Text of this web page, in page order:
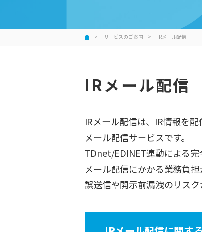
サービスのご案内 IRメール配信
IRメール配信
IRメール配信は、IR情報を
メール配信サービスです。
TDnet/EDINET連動による完
メール配信にかかる業務負担
誤送信や開示前漏洩のリスク